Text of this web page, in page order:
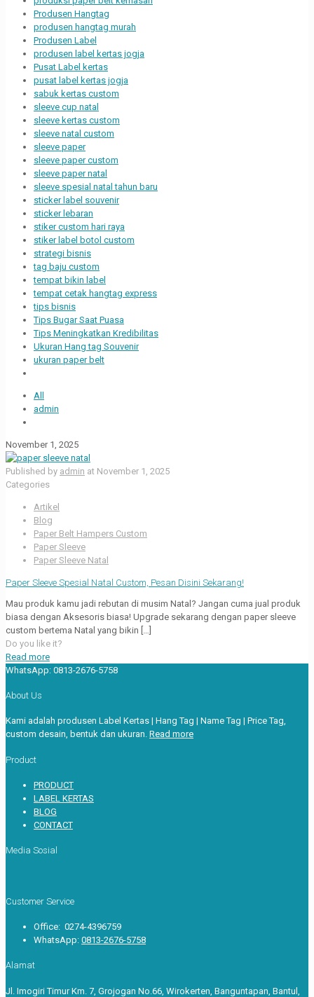
Produsen Hangtag
produsen hangtag murah
Produsen Label
produsen label kertas jogja
Pusat Label kertas
pusat label kertas jogja
sabuk kertas custom
sleeve cup natal
sleeve kertas custom
sleeve natal custom
sleeve paper
sleeve paper custom
sleeve paper natal
sleeve spesial natal tahun baru
sticker label souvenir
sticker lebaran
stiker custom hari raya
stiker label botol custom
strategi bisnis
tag baju custom
tempat bikin label
tempat cetak hangtag express
tips bisnis
Tips Bugar Saat Puasa
Tips Meningkatkan Kredibilitas
Ukuran Hang tag Souvenir
ukuran paper belt
All
admin
November 1, 2025
Published by admin at November 1, 2025
Categories
Artikel
Blog
Paper Belt Hampers Custom
Paper Sleeve
Paper Sleeve Natal
Paper Sleeve Spesial Natal Custom, Pesan Disini Sekarang!
Mau produk kamu jadi rebutan di musim Natal? Jangan cuma jual produk
biasa dengan Aksesoris biasa! Upgrade sekarang dengan paper sleeve
custom bertema Natal yang bikin
Do you like it?
Read more
WhatsApp: 0813-2676-5758
About Us
Kami adalah produsen Label Kertas | Hang Tag | Name Tag | Price Tag,
custom desain, bentuk dan ukuran. Read more
Product
PRODUCT
LABEL KERTAS
BLOG
CONTACT
Media Sosial
Customer Service
Office: 0274-4396759
WhatsApp: 0813-2676-5758
Alamat
Jl. Imogiri Timur Km. 7, Grojogan No.66, Wirokerten, Banguntapan, Bantul,